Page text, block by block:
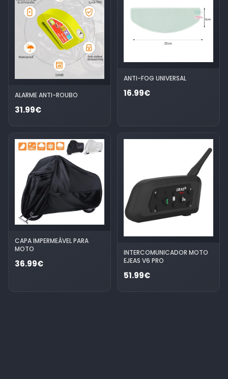
ALARME ANTI-ROUBO
31.99€
ANTI-FOG UNIVERSAL
16.99€
CAPA IMPERMEÁVEL PARA
MOTO
36.99€
INTERCOMUNICADOR MOTO
EJEAS V6 PRO
51.99€